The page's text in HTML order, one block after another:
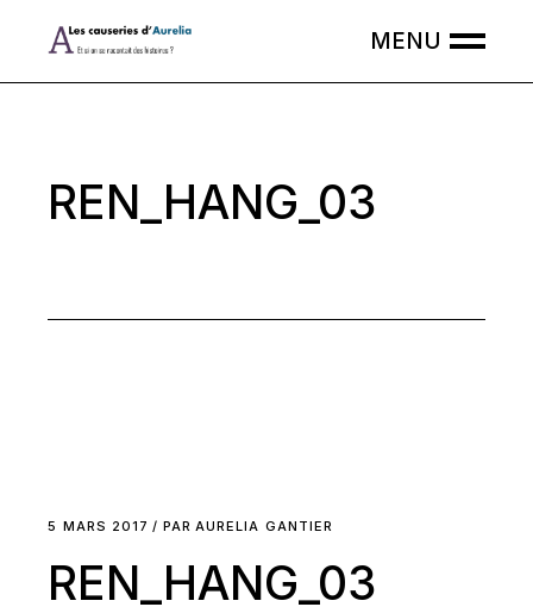
REN_HANG_03
5 MARS 2017 PAR AURELIA GANTIER
REN_HANG_03